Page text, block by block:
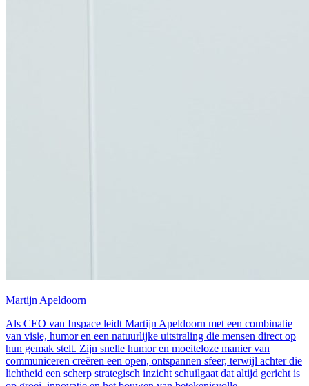
Martijn Apeldoorn
Als CEO van Inspace leidt Martijn Apeldoorn met een combinatie
van visie, humor en een natuurlijke uitstraling die mensen direct op
hun gemak stelt. Zijn snelle humor en moeiteloze manier van
communiceren creëren een open, ontspannen sfeer, terwijl achter die
lichtheid een scherp strategisch inzicht schuilgaat dat altijd gericht is